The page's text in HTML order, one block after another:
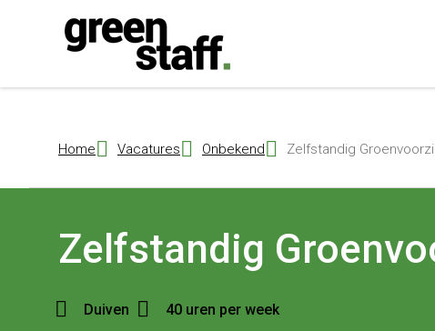
Home Vacatures Onbekend Zelfstandig
Zelfstandig
Duiven 40 uren per week